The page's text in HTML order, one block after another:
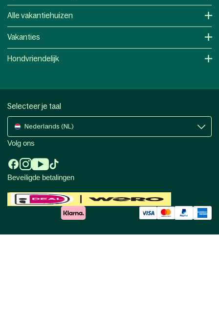
Alle vakantiehuizen
Vakanties
Hondvriendelijk
Selecteer je taal
Nederlands (NL)
Volg ons
Beveiligde betalingen